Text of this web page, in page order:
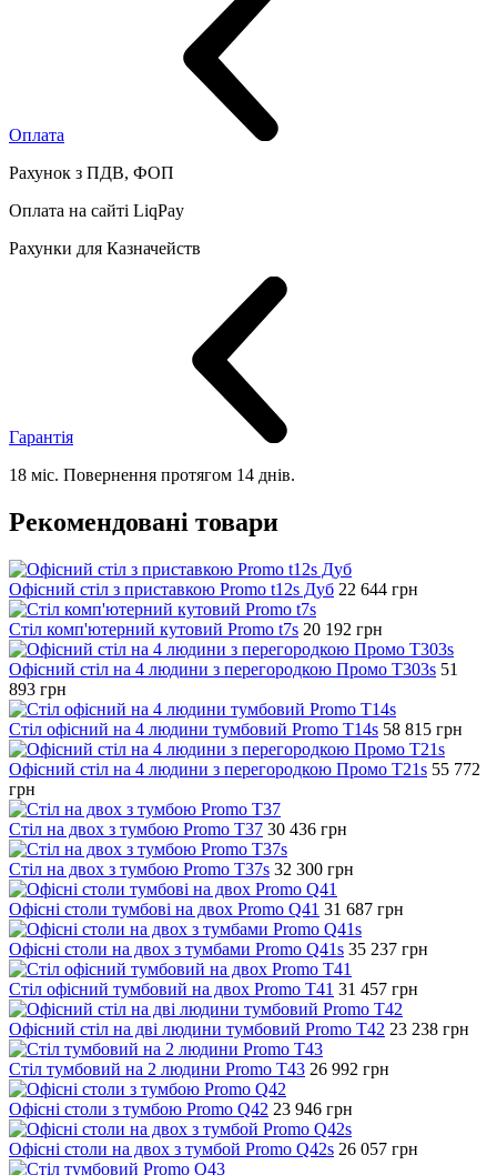
Оплата
Рахунок з ПДВ, ФОП
Оплата на сайті LiqPay
Рахунки для Казначейств
Гарантія
18 міс. Повернення протягом 14 днів.
Рекомендовані товари
Офісний стіл з приставкою Promo t12s Дуб 22 644 грн
Стіл комп'ютерний кутовий Promo t7s 20 192 грн
Офісний стіл на 4 людини з перегородкою Промо T303s 51
893 грн
Стіл офісний на 4 людини тумбовий Promo T14s 58 815 грн
Офісний стіл на 4 людини з перегородкою Промо T21s 55 772
грн
Стіл на двох з тумбою Promo T37 30 436 грн
Стіл на двох з тумбою Promo T37s 32 300 грн
Офісні столи тумбові на двох Promo Q41 31 687 грн
Офісні столи на двох з тумбами Promo Q41s 35 237 грн
Стіл офісний тумбовий на двох Promo T41 31 457 грн
Офісний стіл на дві людини тумбовий Promo T42 23 238 грн
Стіл тумбовий на 2 людини Promo T43 26 992 грн
Офісні столи з тумбою Promo Q42 23 946 грн
Офісні столи на двох з тумбой Promo Q42s 26 057 грн